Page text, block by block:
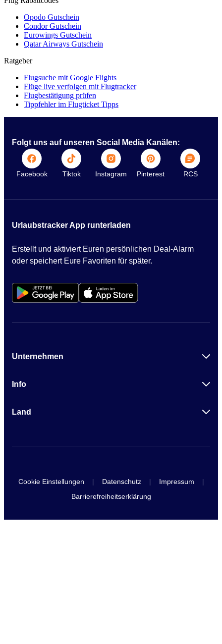
Opodo Gutschein
Condor Gutschein
Eurowings Gutschein
Qatar Airways Gutschein
Ratgeber
Flugsuche mit Google Flights
Flüge live verfolgen mit Flugtracker
Flugbestätigung prüfen
Tippfehler im Flugticket Tipps